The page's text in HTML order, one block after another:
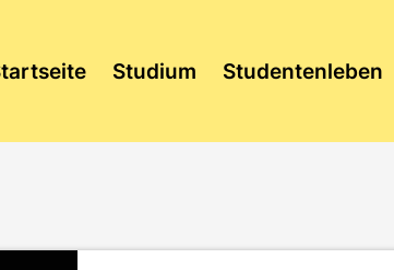
Studium Studentenleben